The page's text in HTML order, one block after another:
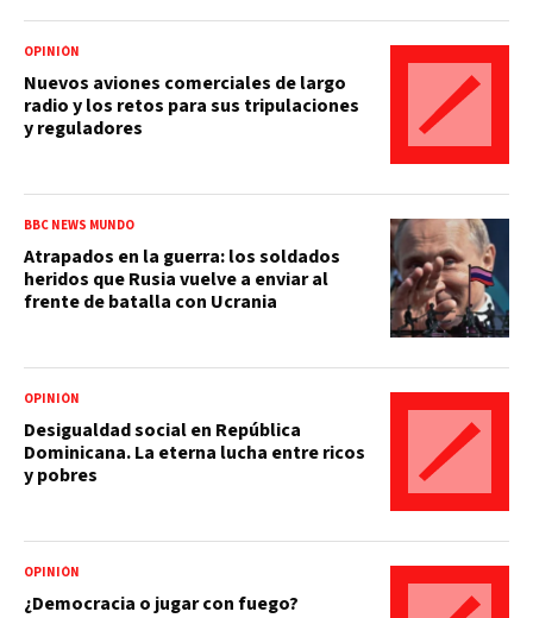
OPINIÓN
Nuevos aviones comerciales de largo
radio y los retos para sus tripulaciones
y reguladores
BBC NEWS MUNDO
Atrapados en la guerra: los soldados
heridos que Rusia vuelve a enviar al
frente de batalla con Ucrania
OPINIÓN
Desigualdad social en República
Dominicana. La eterna lucha entre ricos
y pobres
OPINIÓN
¿Democracia o jugar con fuego?